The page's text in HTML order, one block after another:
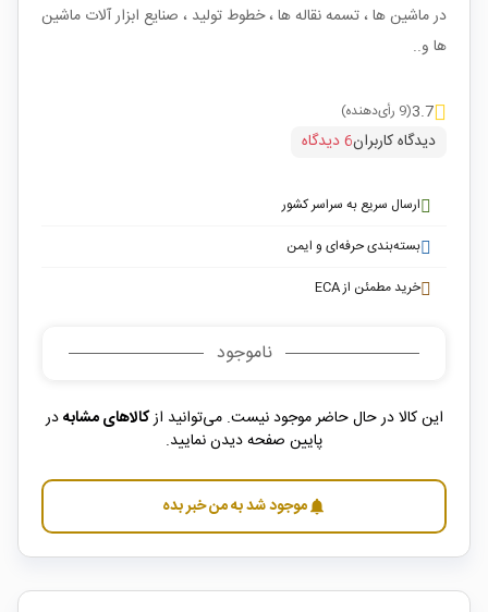
در ماشین ها ، تسمه نقاله ها ، خطوط تولید ، صنایع ابزار آلات ماشین
ها و..
3.7(9 رأی‌دهنده)
دیدگاه کاربران6 دیدگاه
ارسال سریع به سراسر کشور
بسته‌بندی حرفه‌ای و ایمن
خرید مطمئن از ECA
ناموجود
این کالا در حال حاضر موجود نیست. می‌توانید ازکالاهای مشابهدر
پایین صفحه دیدن نمایید.
notificationsموجود شد به من خبر بده